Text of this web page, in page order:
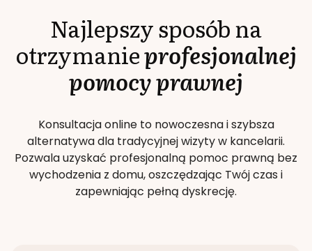
Najlepszy sposób na
otrzymanieprofesjonalnej
pomocy prawnej
Konsultacja online to nowoczesna i szybsza
alternatywa dla tradycyjnej wizyty w kancelarii.
Pozwala uzyskać profesjonalną pomoc prawną bez
wychodzenia z domu, oszczędzając Twój czas i
zapewniając pełną dyskrecję.